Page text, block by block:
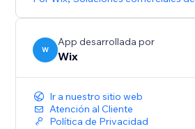
internacionales con tarifas
- Haz crecer tu negocio con la
canales: vende en tu tienda
canales como eBay y Amazon,
inventario desde un solo lugar
W
App desarrollada por
Wix
Ir a nuestro sitio web
Atención al Cliente
Política de Privacidad